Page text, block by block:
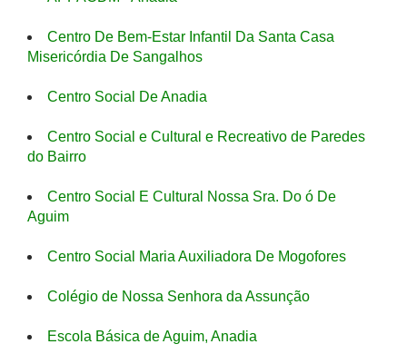
Centro De Bem-Estar Infantil Da Santa Casa
Misericórdia De Sangalhos
Centro Social De Anadia
Centro Social e Cultural e Recreativo de Paredes
do Bairro
Centro Social E Cultural Nossa Sra. Do ó De
Aguim
Centro Social Maria Auxiliadora De Mogofores
Colégio de Nossa Senhora da Assunção
Escola Básica de Aguim, Anadia